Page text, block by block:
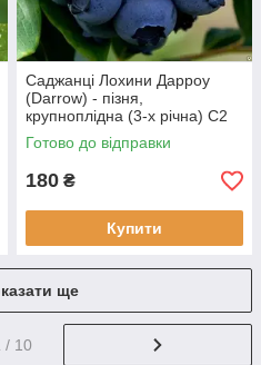
Саджанці Лохини Дарроу
(Darrow) - пізня,
крупноплідна (3-х річна) С2
Готово до відправки
180 ₴
Купити
ще
/ 10